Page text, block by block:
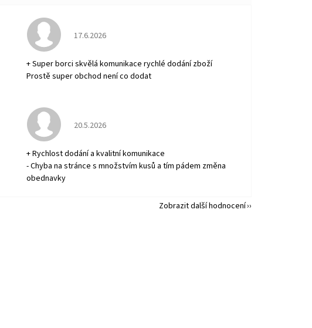
Hodnocení obchodu je 5 z 5 hvězdiček.
17.6.2026
+ Super borci skvělá komunikace rychlé dodání zboží
Prostě super obchod není co dodat
Hodnocení obchodu je 5 z 5 hvězdiček.
20.5.2026
+ Rychlost dodání a kvalitní komunikace
- Chyba na stránce s množstvím kusů a tím pádem změna
obednavky
Zobrazit další hodnocení